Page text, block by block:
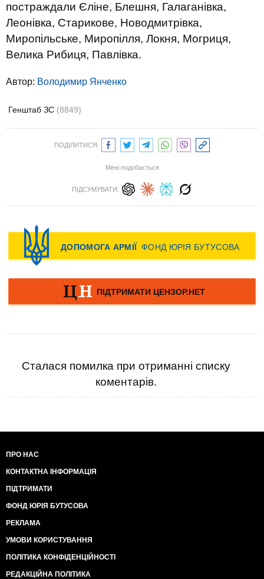
постраждали Єліне, Блешня, Галаганівка,
Леонівка, Старикове, Новодмитрівка,
Миропільське, Миропілля, Локня, Могриця,
Велика Рибиця, Павлівка.
Автор: Володимир Янченко
Генштаб ЗС (8849)
ПОДІЛИТИСЯ:
Мені подобається
ПІДСУМУВАТИ:
Сталася помилка при отриманні списку
коментарів.
ПРО НАС
КОНТАКТНА ІНФОРМАЦІЯ
ПІДТРИМАТИ
ФОНД ЮРІЯ БУТУСОВА
РЕКЛАМА
УМОВИ КОРИСТУВАННЯ
ПОЛІТИКА КОНФІДЕНЦІЙНОСТІ
РЕДАКЦІЙНА ПОЛІТИКА